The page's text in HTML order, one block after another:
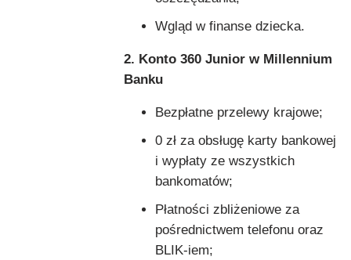
Wgląd w finanse dziecka.
2. Konto 360 Junior w Millennium
Banku
Bezpłatne przelewy krajowe;
0 zł za obsługę karty bankowej
i wypłaty ze wszystkich
bankomatów;
Płatności zbliżeniowe za
pośrednictwem telefonu oraz
BLIK-iem;